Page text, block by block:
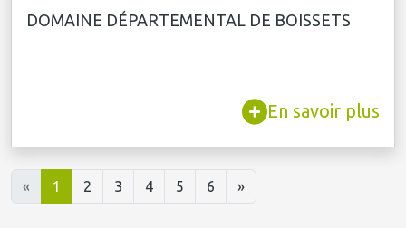
DOMAINE DÉPARTEMENTAL DE BOISSETS
En savoir plus
« 1 2 3 4 5 6 »